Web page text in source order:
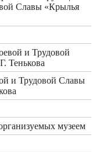
Славы «Крылья
и Трудовой
Тенькова
и Трудовой Славы
музеем